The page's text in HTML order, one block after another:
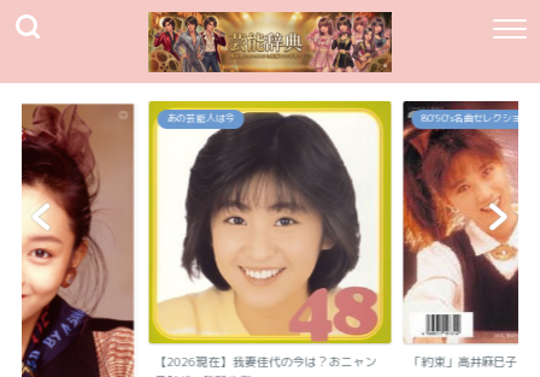
あの芸能人は今
【2026現在】我妻佳代の今は？おニャン
80`90's名曲セレクション
「約束」高井麻巳子